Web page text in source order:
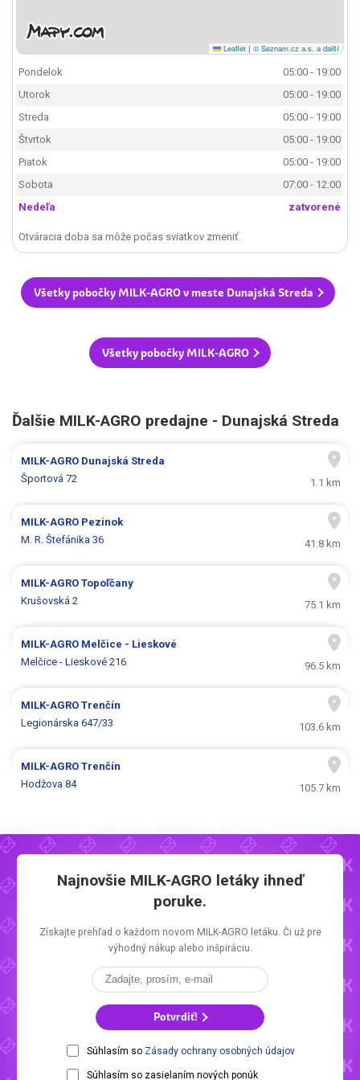
Leaflet | © Seznam.cz a.s. a další
Pondelok
05:00 - 19:00
Utorok
05:00 - 19:00
Streda
05:00 - 19:00
Štvrtok
05:00 - 19:00
Piatok
05:00 - 19:00
Sobota
07:00 - 12:00
Nedeľa
zatvorené
Otváracia doba sa môže počas sviatkov zmeniť.
Všetky pobočky MILK-AGRO v meste Dunajská Streda
Všetky pobočky MILK-AGRO
Ďalšie MILK-AGRO predajne - Dunajská Streda
MILK-AGRO Dunajská Streda
Športová 72
1.1 km
MILK-AGRO Pezinok
M. R. Štefánika 36
41.8 km
MILK-AGROTopoľčany
Krušovská 2
75.1 km
MILK-AGRO Melčice - Lieskové
Melčice - Lieskové 216
96.5 km
MILK-AGROTrenčín
Legionárska 647/33
103.6 km
MILK-AGROTrenčín
Hodžova 84
105.7 km
Najnovšie MILK-AGRO letákyihneď
poruke.
Získajte prehľad o každom novom MILK-AGRO letáku. Či už pre
výhodný nákup alebo inšpiráciu.
Potvrdiť!
Súhlasím so Zásady ochrany osobných údajov
Súhlasím so zasielaním nových ponúk